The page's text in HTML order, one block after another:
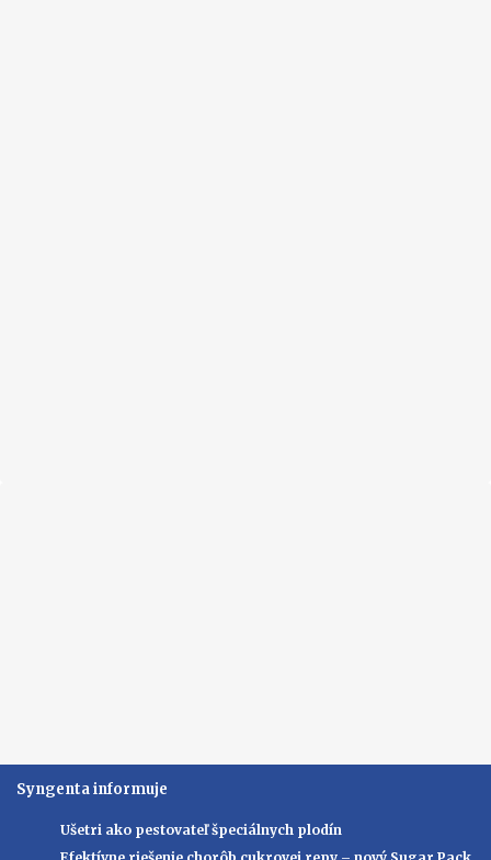
Syngenta informuje
Ušetri ako pestovateľ špeciálnych plodín